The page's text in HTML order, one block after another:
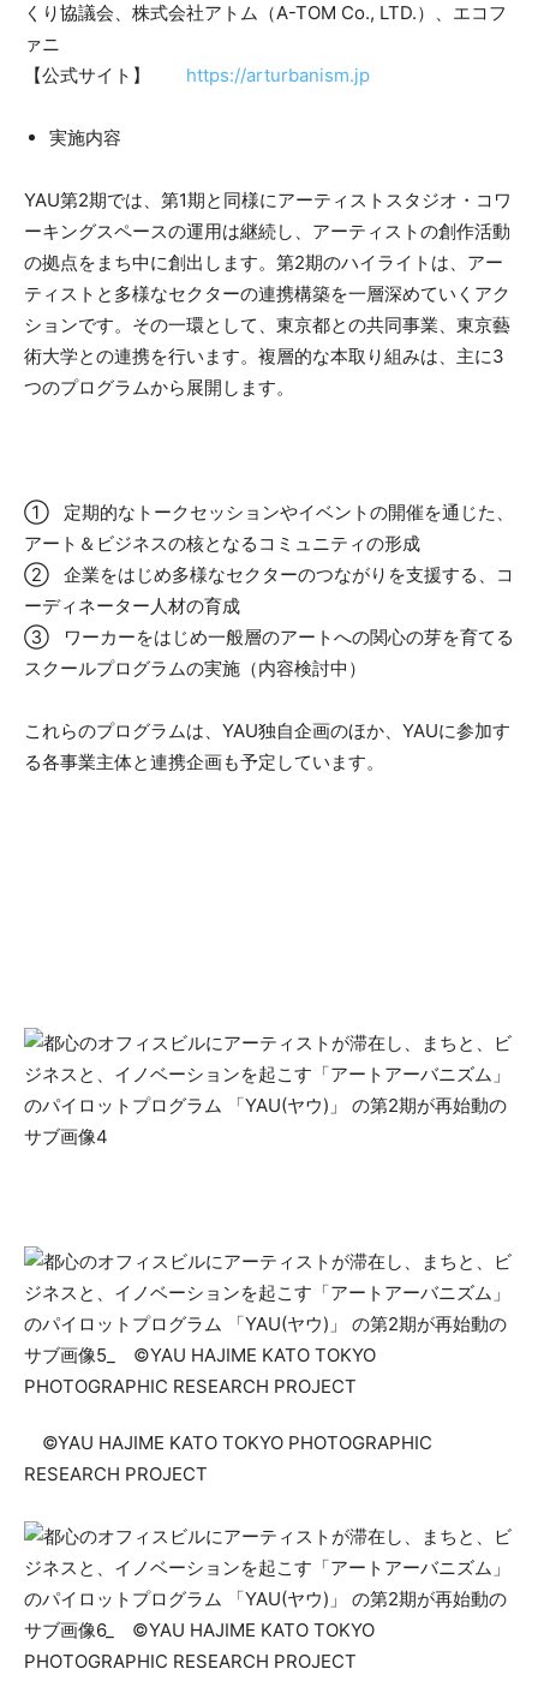
くり協議会、株式会社アトム（A-TOM Co., LTD.）、エコフ
ァニ
【公式サイト】 https://arturbanism.jp
実施内容
YAU第2期では、第1期と同様にアーティストスタジオ・コワ
ーキングスペースの運用は継続し、アーティストの創作活動
の拠点をまち中に創出します。第2期のハイライトは、アー
ティストと多様なセクターの連携構築を一層深めていくアク
ションです。その一環として、東京都との共同事業、東京藝
術大学との連携を行います。複層的な本取り組みは、主に3
つのプログラムから展開します。
① 定期的なトークセッションやイベントの開催を通じた、
アート＆ビジネスの核となるコミュニティの形成
② 企業をはじめ多様なセクターのつながりを支援する、コ
ーディネーター人材の育成
③ ワーカーをはじめ一般層のアートへの関心の芽を育てる
スクールプログラムの実施（内容検討中）
これらのプログラムは、YAU独自企画のほか、YAUに参加す
る各事業主体と連携企画も予定しています。
©YAU HAJIME KATO TOKYO PHOTOGRAPHIC
RESEARCH PROJECT